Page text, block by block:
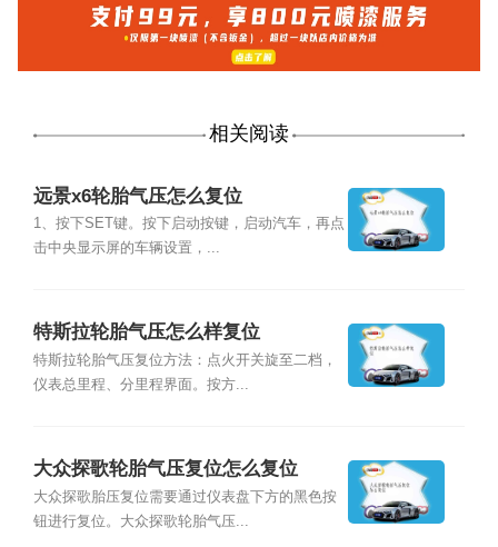
相关阅读
远景x6轮胎气压怎么复位
1、按下SET键。按下启动按键，启动汽车，再点
击中央显示屏的车辆设置，...
特斯拉轮胎气压怎么样复位
特斯拉轮胎气压复位方法：点火开关旋至二档，
仪表总里程、分里程界面。按方...
大众探歌轮胎气压复位怎么复位
大众探歌胎压复位需要通过仪表盘下方的黑色按
钮进行复位。大众探歌轮胎气压...